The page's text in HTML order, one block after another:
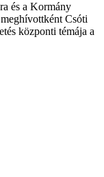
és a Kormány
Csóti
központi témája a